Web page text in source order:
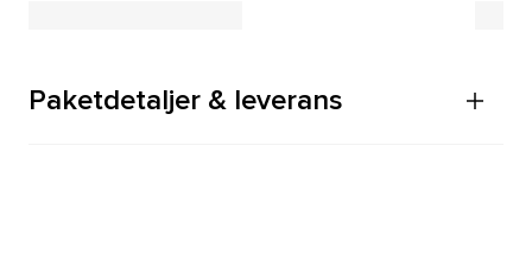
Paketdetaljer & leverans